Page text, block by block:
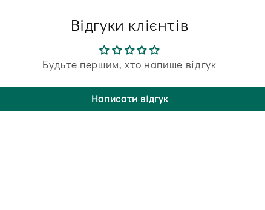
Відгуки клієнтів
Будьте першим, хто напише відгук
Написати відгук